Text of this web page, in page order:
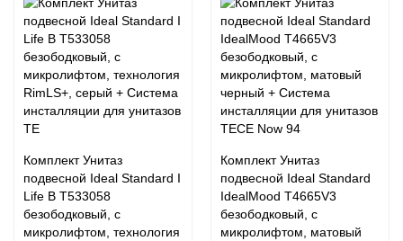
Комплект Унитаз
подвесной Ideal Standard I
Life B T533058
безободковый, с
микролифтом, технология
Комплект Унитаз
подвесной Ideal Standard
IdealMood T4665V3
безободковый, с
микролифтом, матовый